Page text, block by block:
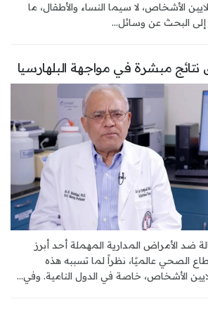
الأشخاص، لا سيما النساء والأطفال، ما
إلى البحث عن وسائل...
مبشرة في مواجهة البلهارسيا
ضد الأمراض المدارية المهملة أحد أبرز
الصحي عالميًا، نظراً لما تسببه هذه
الأشخاص، خاصة في الدول النامية. وفي...